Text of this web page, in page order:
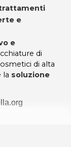
e
e
di
di alta
la soluzione